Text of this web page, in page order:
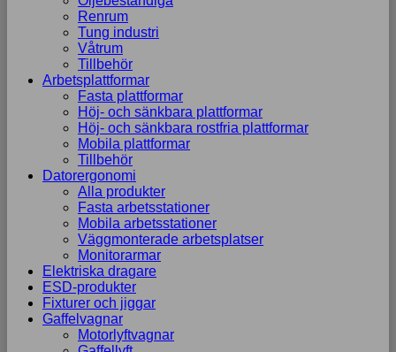
Renrum
Tung industri
Våtrum
Tillbehör
Arbetsplattformar
Fasta plattformar
Höj- och sänkbara plattformar
Höj- och sänkbara rostfria plattformar
Mobila plattformar
Tillbehör
Datorergonomi
Alla produkter
Fasta arbetsstationer
Mobila arbetsstationer
Väggmonterade arbetsplatser
Monitorarmar
Elektriska dragare
ESD-produkter
Fixturer och jiggar
Gaffelvagnar
Motorlyftvagnar